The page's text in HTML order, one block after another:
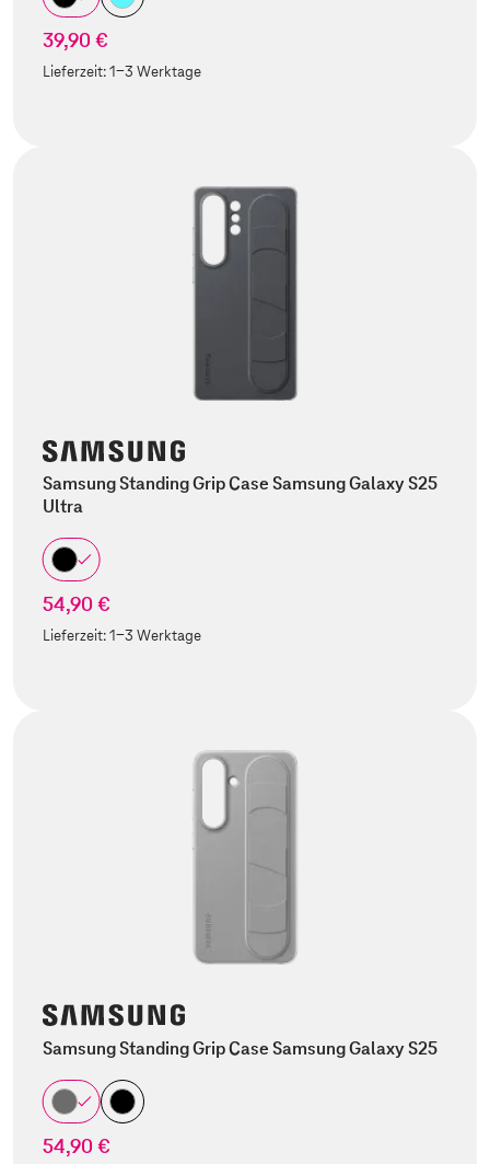
39,90 €
Lieferzeit:1-3 Werktage
Samsung Standing Grip Case Samsung Galaxy S25
Ultra
54,90 €
Lieferzeit:1-3 Werktage
Samsung Standing Grip Case Samsung Galaxy S25
54,90 €